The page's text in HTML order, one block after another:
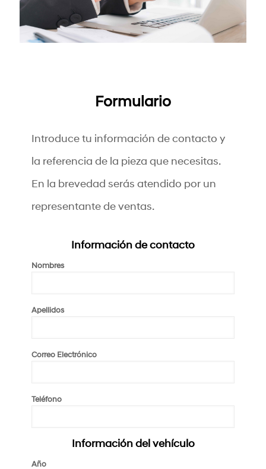
Teléfono
Modelo
Placa
Serial del Motor *campo opcional*
Serial de Carrocería *campo opcional*
Serial de Transmisión *campo opcional*
Información del repuesto
Formulario
Introduce tu información de contacto y
la referencia de la pieza que necesitas.
En la brevedad serás atendido por un
representante de ventas.
Información de contacto
Nombres
Apellidos
Correo Electrónico
Teléfono
Información del vehículo
Año